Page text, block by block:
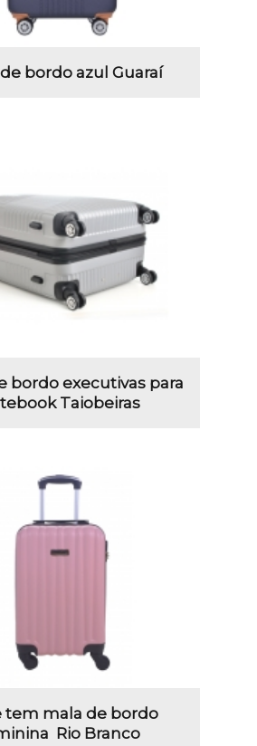
bordo azul Guaraí
bordo executivas para
Taiobeiras
tem mala de bordo
Rio Branco